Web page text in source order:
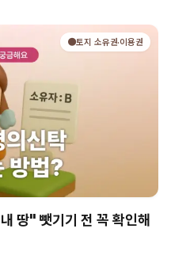
🟤토지 소유권·이용권
땅" 뺏기기 전 꼭 확인해